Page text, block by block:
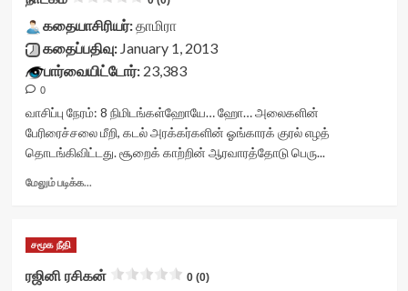
votes-
readonly-
rater-
746133bea3ee3'
data-
data-
rater-
starsize='16'
data-
data-
readonly-
நேரம்<div
class="yasr-
vv-
stars-
title-
<div
class='yasr-
stars-
title
readonly-
கதையாசிரியர்:தாமிரா
கதைப்பதிவு:January 1, 2013
பார்வையிட்டோர்:23,383
0
வாசிப்பு நேரம்: 8 நிமிடங்கள்ஹோயே… ஹோ… அலைகளின்
பேரிரைச்சலை மீறி, கடல் அரக்கர்களின் ஓங்காரக் குரல் எழத்
தொடங்கிவிட்டது. சூறைக் காற்றின் ஆரவாரத்தோடு பெரு...
மேலும் படிக்க...
vv-
stars-
சமூக நீதி
ரஜினி ரசிகன் 0 (0)